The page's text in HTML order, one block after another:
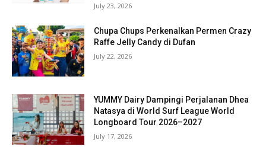
July 23, 2026
Chupa Chups Perkenalkan Permen Crazy
Raffe Jelly Candy di Dufan
July 22, 2026
YUMMY Dairy Dampingi Perjalanan Dhea
Natasya di World Surf League World
Longboard Tour 2026–2027
July 17, 2026